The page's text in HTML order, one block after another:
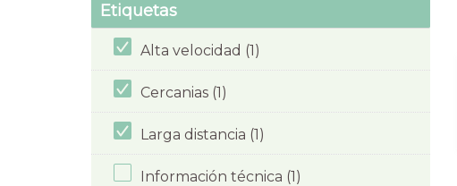
Etiquetas
Alta velocidad (1)
Cercanias (1)
Larga distancia (1)
Información técnica (1)